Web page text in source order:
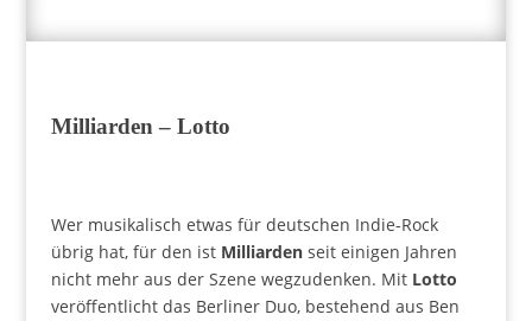
Milliarden – Lotto
Wer musikalisch etwas für deutschen Indie-Rock
übrig hat, für den ist Milliardenseit einigen Jahren
nicht mehr aus der Szene wegzudenken. Mit Lotto
veröffentlicht das Berliner Duo, bestehend aus Ben